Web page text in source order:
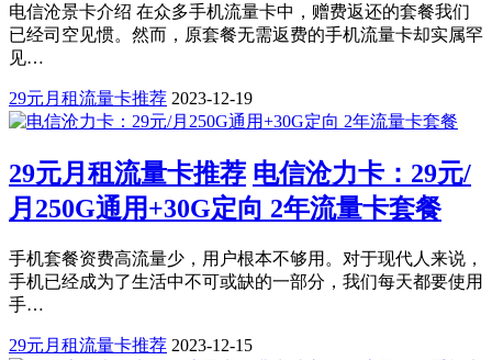
电信沧景卡介绍 在众多手机流量卡中，赠费返还的套餐我们
已经司空见惯。然而，原套餐无需返费的手机流量卡却实属罕
见…
29元月租流量卡推荐 2023-12-19
29元月租流量卡推荐 电信沧力卡：29元/
月250G通用+30G定向 2年流量卡套餐
手机套餐资费高流量少，用户根本不够用。对于现代人来说，
手机已经成为了生活中不可或缺的一部分，我们每天都要使用
手…
29元月租流量卡推荐 2023-12-15